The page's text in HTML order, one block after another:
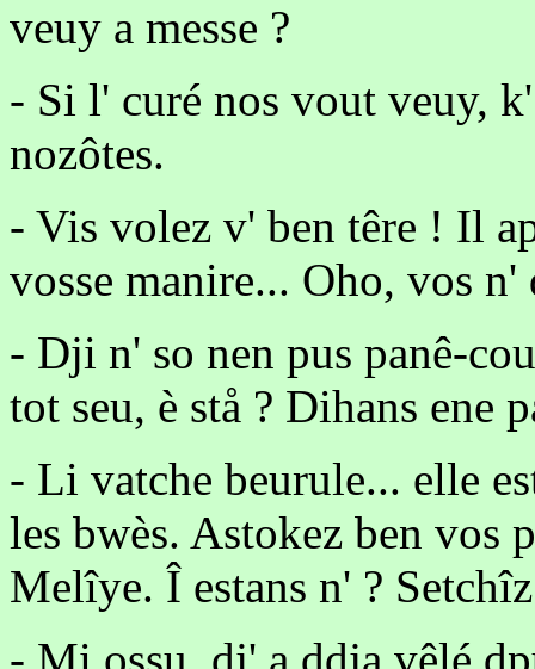
veuy a messe ?
- Si l' curé nos vout veuy,
nozôtes.
- Vis volez v' ben têre ! Il
vosse manire... Oho, vos n'
- Dji n' so nen pus panê-
tot seu, è stå ? Dihans ene
- Li vatche beurule... elle
les bwès. Astokez ben vos
Melîye. Î estans n' ?